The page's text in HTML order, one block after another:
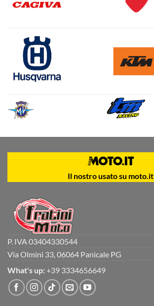
Il nostro usato su moto.it
P. IVA 03404330544
Via Olmini 33, 06064 Panicale PG
What's up: +39 3334656649